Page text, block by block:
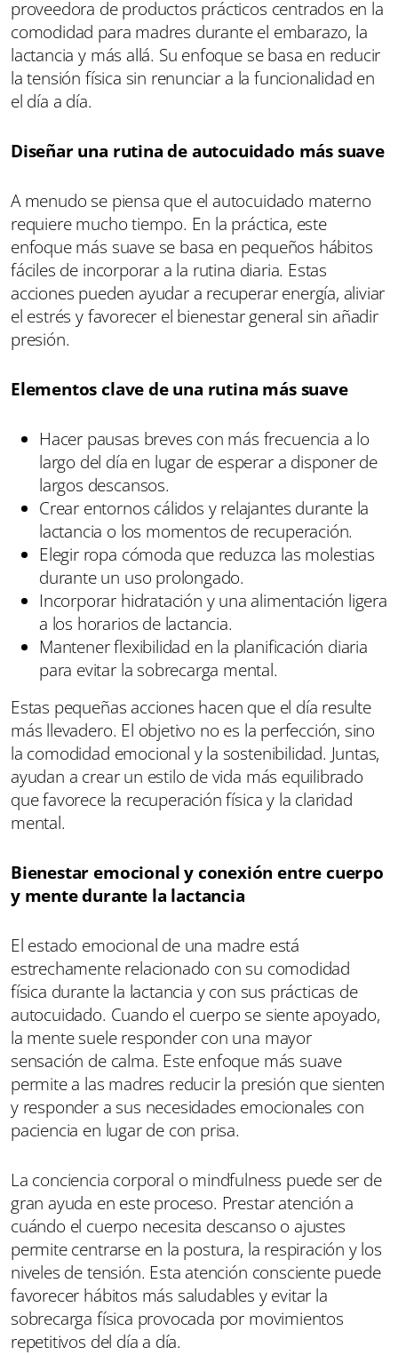
proveedora de productos prácticos centrados en la
comodidad para madres durante el embarazo, la
lactancia y más allá. Su enfoque se basa en reducir
la tensión física sin renunciar a la funcionalidad en
el día a día.
Diseñar una rutina de autocuidado más suave
A menudo se piensa que el autocuidado materno
requiere mucho tiempo. En la práctica, este
enfoque más suave se basa en pequeños hábitos
fáciles de incorporar a la rutina diaria. Estas
acciones pueden ayudar a recuperar energía, aliviar
el estrés y favorecer el bienestar general sin añadir
presión.
Elementos clave de una rutina más suave
Hacer pausas breves con más frecuencia a lo
largo del día en lugar de esperar a disponer de
largos descansos.
Crear entornos cálidos y relajantes durante la
lactancia o los momentos de recuperación.
Elegir ropa cómoda que reduzca las molestias
durante un uso prolongado.
Incorporar hidratación y una alimentación ligera
a los horarios de lactancia.
Mantener flexibilidad en la planificación diaria
para evitar la sobrecarga mental.
Estas pequeñas acciones hacen que el día resulte
más llevadero. El objetivo no es la perfección, sino
la comodidad emocional y la sostenibilidad. Juntas,
ayudan a crear un estilo de vida más equilibrado
que favorece la recuperación física y la claridad
mental.
Bienestar emocional y conexión entre cuerpo
y mente durante la lactancia
El estado emocional de una madre está
estrechamente relacionado con su comodidad
física durante la lactancia y con sus prácticas de
autocuidado. Cuando el cuerpo se siente apoyado,
la mente suele responder con una mayor
sensación de calma. Este enfoque más suave
permite a las madres reducir la presión que sienten
y responder a sus necesidades emocionales con
paciencia en lugar de con prisa.
La conciencia corporal o mindfulness puede ser de
gran ayuda en este proceso. Prestar atención a
cuándo el cuerpo necesita descanso o ajustes
permite centrarse en la postura, la respiración y los
niveles de tensión. Esta atención consciente puede
favorecer hábitos más saludables y evitar la
sobrecarga física provocada por movimientos
repetitivos del día a día.